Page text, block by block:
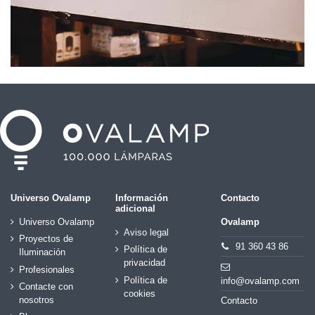
Universo Ovalamp
Universo Ovalamp
Proyectos de
Iluminación
Profesionales
Contacte con
nosotros
Información
adicional
Aviso legal
Política de
privacidad
Política de
cookies
Contacto
Ovalamp
91 360 43 86
info@ovalamp.com
Contacto